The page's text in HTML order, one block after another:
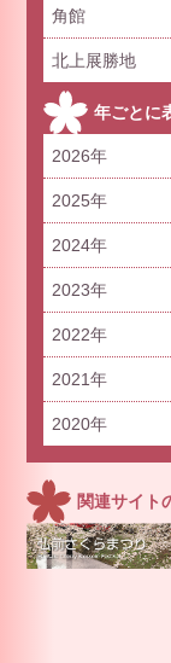
角館
北上展勝地
年ごとに
2026年
2025年
2024年
2023年
2022年
2021年
2020年
関連サイト